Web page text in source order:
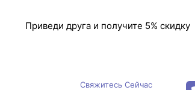
Приведи друга и получите 5% скидку
Свяжитесь Сейчас